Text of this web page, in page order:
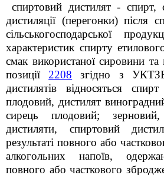
спиртовий дистилят -
дистиляції (перегонки) після
сільськогосподарської
характеристик спирту
смак використаної сировини та
позиції 2208 згідно з
дистилятів відносяться
плодовий, дистилят
сирець плодовий;
дистиляти, спиртовий
результаті повного або
алкогольних напоїв,
повного або часткового